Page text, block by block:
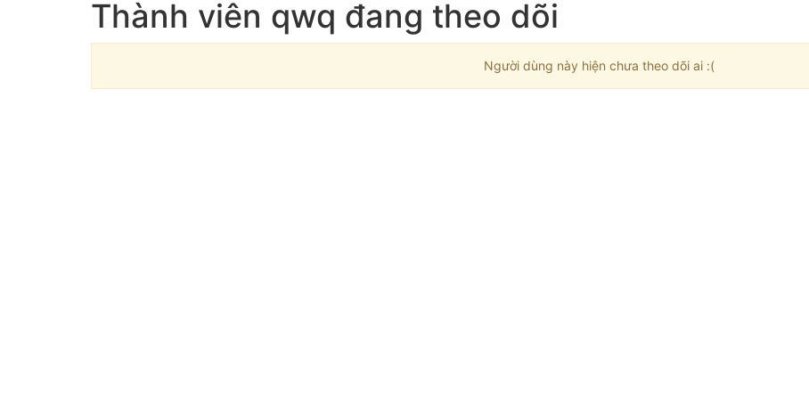
Thành viên qwq đang theo dõi
Người dùng này hiện chưa theo dõi ai :(